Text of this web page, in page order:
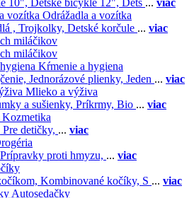
10", Detské bicykle 12", Dets ... viac
Odrážadla a vozítka
, Trojkolky, Detské korčule ... viac
miláčikov
miláčikov
Kŕmenie a hygiena
Jednorázové plienky, Jeden ... viac
Mlieko a výživa
a sušienky, Príkrmy, Bio ... viac
Kozmetika
Pre detičky, ... viac
Prípravky proti hmyzu, ... viac
Kombinované kočíky, S ... viac
Autosedačky